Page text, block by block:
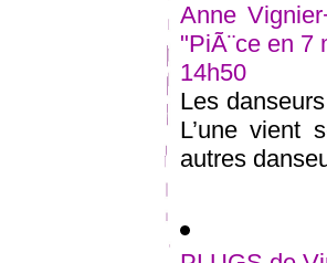
Anne
"PiÃ¨ce en 7
14h50
Les
L’une vient
autres